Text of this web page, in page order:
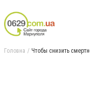
Головна Чтобы снизить